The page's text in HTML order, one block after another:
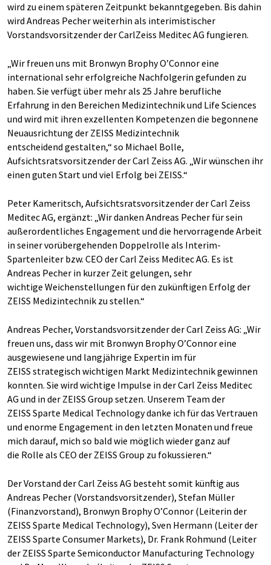
wird zu einem späteren Zeitpunkt bekanntgegeben. Bis dahin
wird Andreas Pecher weiterhin als interimistischer
Vorstandsvorsitzender der CarlZeiss Meditec AG fungieren.
„Wir freuen uns mit Bronwyn Brophy O’Connor eine
international sehr erfolgreiche Nachfolgerin gefunden zu
haben. Sie verfügt über mehr als 25 Jahre berufliche
Erfahrung in den Bereichen Medizintechnik und Life Sciences
und wird mit ihren exzellenten Kompetenzen die begonnene
Neuausrichtung der ZEISS Medizintechnik
entscheidend gestalten,“ so Michael Bolle,
Aufsichtsratsvorsitzender der Carl Zeiss AG. „Wir wünschen ihr
einen guten Start und viel Erfolg bei ZEISS.“
Peter Kameritsch, Aufsichtsratsvorsitzender der Carl Zeiss
Meditec AG, ergänzt: „Wir danken Andreas Pecher für sein
außerordentliches Engagement und die hervorragende Arbeit
in seiner vorübergehenden Doppelrolle als Interim-
Spartenleiter bzw. CEO der Carl Zeiss Meditec AG. Es ist
Andreas Pecher in kurzer Zeit gelungen, sehr
wichtige Weichenstellungen für den zukünftigen Erfolg der
ZEISS Medizintechnik zu stellen.“
Andreas Pecher, Vorstandsvorsitzender der Carl Zeiss AG: „Wir
freuen uns, dass wir mit Bronwyn Brophy O’Connor eine
ausgewiesene und langjährige Expertin im für
ZEISS strategisch wichtigen Markt Medizintechnik gewinnen
konnten. Sie wird wichtige Impulse in der Carl Zeiss Meditec
AG und in der ZEISS Group setzen. Unserem Team der
ZEISS Sparte Medical Technology danke ich für das Vertrauen
und enorme Engagement in den letzten Monaten und freue
mich darauf, mich so bald wie möglich wieder ganz auf
die Rolle als CEO der ZEISS Group zu fokussieren.“
Der Vorstand der Carl Zeiss AG besteht somit künftig aus
Andreas Pecher (Vorstandsvorsitzender), Stefan Müller
(Finanzvorstand), Bronwyn Brophy O’Connor (Leiterin der
ZEISS Sparte Medical Technology), Sven Hermann (Leiter der
ZEISS Sparte Consumer Markets), Dr. Frank Rohmund (Leiter
der ZEISS Sparte Semiconductor Manufacturing Technology